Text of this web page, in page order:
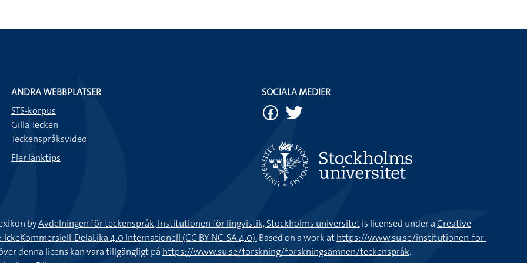
ANDRA WEBBPLATSER
STS-korpus
Gilla Tecken
Teckenspråksvideo
Fler länktips
SOCIALA MEDIER
byAvdelningen för teckenspråk, Institutionen för lingvistik, Stockholms universitetis licensed under aCreative
DelaLika 4.0 Internationell (CC BY-NC-SA 4.0).Based on a work athttps://www.su.se/institutionen-for-
denna licens kan vara tillgängligt på https://www.su.se/forskning/forskningsämnen/teckenspråk.